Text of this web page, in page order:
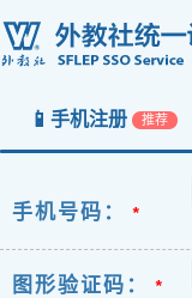
📱 手机注册 推荐
手机号码： *
图形验证码： *